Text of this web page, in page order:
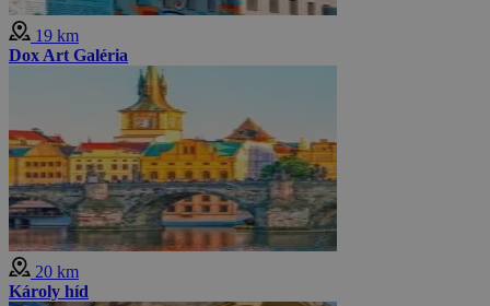
19 km
Dox Art Galéria
20 km
Károly híd